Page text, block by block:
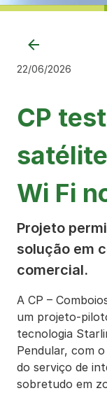
22/06/2026
CP
Wi Fi
Projeto
solução em
comercial.
A CP –
um projeto-
tecnologia
Pendular, com
do serviço de
sobretudo em